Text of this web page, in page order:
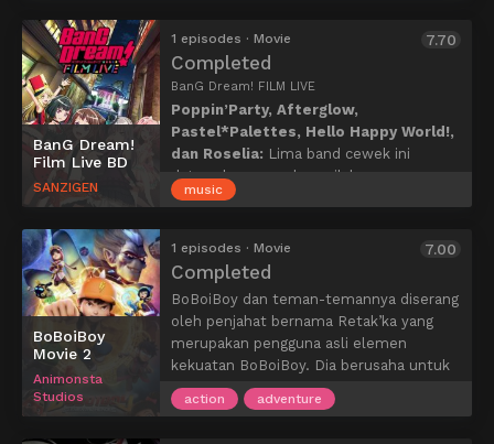
ditugaskan untuk menyelamatkan umat
manusia dari kepunahan. Apakah ini akan
jadi awal dari kisah kepahlawanannya
atau justru akan jadi mimpi buruknya di
dunia yang penuh dengan monster dan
iblis berbahaya?
BanG Dream!
Film Live BD
SANZIGEN
1 episodes · Movie
Completed
BanG Dream! FILM LIVE
7.70
Poppin’Party, Afterglow,
Pastel*Palettes, Hello Happy World!,
dan Roselia: Lima band cewek ini
datang bersama dan naik ke panggung
untuk konser bersama terbesar mereka!
music
BoBoiBoy
Movie 2
Animonsta
Studios
1 episodes · Movie
Completed
7.00
BoBoiBoy dan teman-temannya diserang
oleh penjahat bernama Retak’ka yang
merupakan pengguna asli elemen
kekuatan BoBoiBoy. Dia berusaha untuk
mengambil kembali kekuatan unsurnya
dari BoBoiBoy untuk menjadi orang yang
action adventure